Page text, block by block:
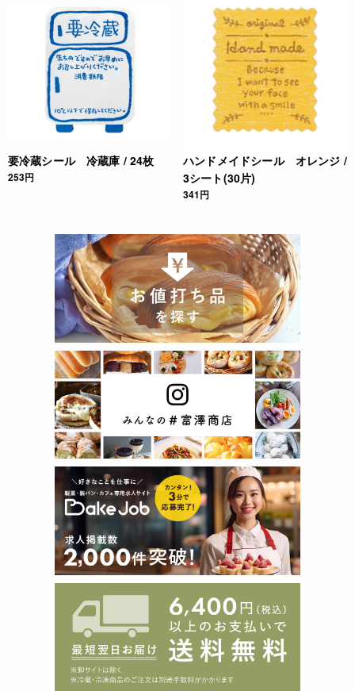
要冷蔵シール 冷蔵庫 / 24枚
253円
ハンドメイドシール オレンジ /
3シート(30片)
341円